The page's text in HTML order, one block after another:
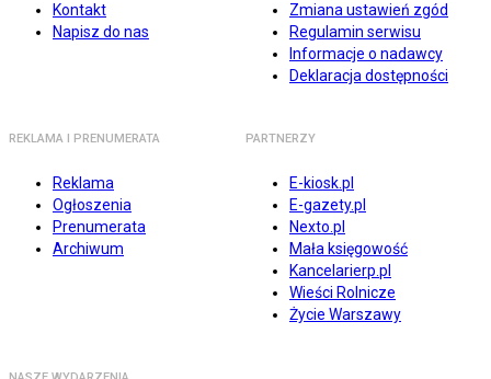
Kontakt
Napisz do nas
Zmiana ustawień zgód
Regulamin serwisu
Informacje o nadawcy
Deklaracja dostępności
REKLAMA I PRENUMERATA
Reklama
Ogłoszenia
Prenumerata
Archiwum
PARTNERZY
E-kiosk.pl
E-gazety.pl
Nexto.pl
Mała księgowość
Kancelarierp.pl
Wieści Rolnicze
Życie Warszawy